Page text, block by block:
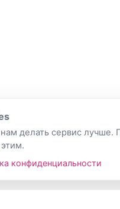
делать сервис лучше.
конфиденциальности